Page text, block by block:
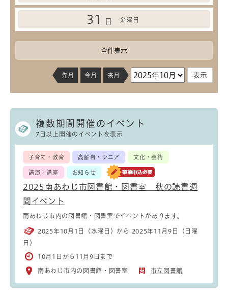
31 日 金曜日
全件表示
先月 今月 来月
複数期間開催のイベント
7日以上開催のイベントを表示
子育て・教育 高齢者・シニア 文化・芸術
講演・講座 お知らせ
2025南あわじ市図書館・図書室 秋の読書週
間イベント
南あわじ市内の図書館・図書室でイベントがあります。
2025年10月1日（水曜日）から 2025年11月9日（日曜
日）
10月1日から11月9日まで
南あわじ市内の図書館・図書室 市立図書館